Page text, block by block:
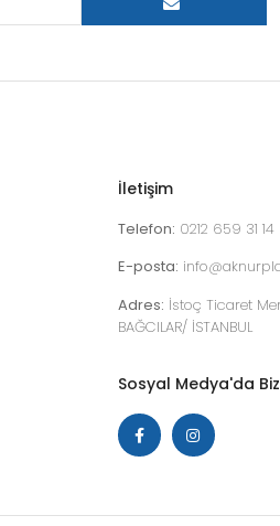
İletişim
Telefon: 0212 659 31 14
E-posta:
Adres: İstoç Ticaret
BAĞCILAR/ İSTANBUL
Sosyal Medya'da Biz